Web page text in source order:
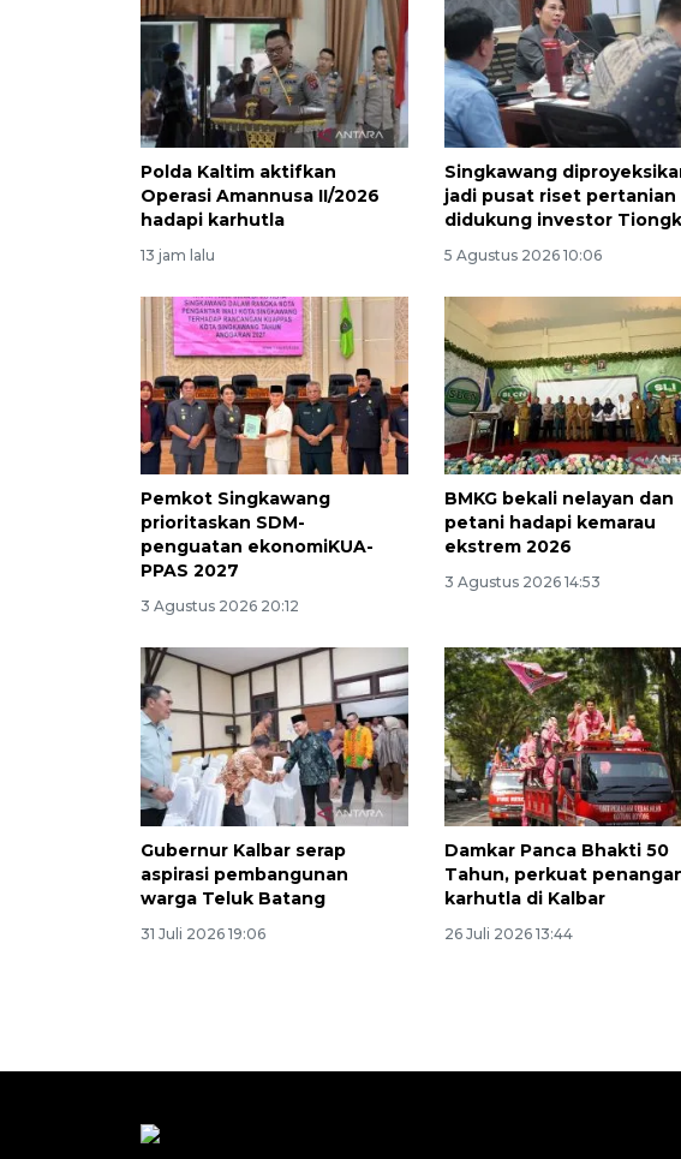
Polda Kaltim aktifkan
Operasi Amannusa II/2026
hadapi karhutla
13 jam lalu
Singkawang
jadi pusat riset pertanian
didukung investor
5 Agustus 2026 10:06
Pemkot Singkawang
prioritaskan SDM-
penguatan ekonomiKUA-
PPAS 2027
3 Agustus 2026 20:12
BMKG bekali nelayan dan
petani hadapi kemarau
ekstrem 2026
3 Agustus 2026 14:53
Gubernur Kalbar serap
aspirasi pembangunan
warga Teluk Batang
31 Juli 2026 19:06
Damkar Panca Bhakti 50
Tahun, perkuat
karhutla di Kalbar
26 Juli 2026 13:44